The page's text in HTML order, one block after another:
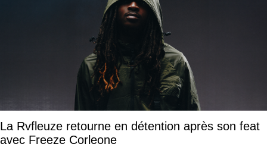
La Rvfleuze retourne en détention après son feat
avec Freeze Corleone